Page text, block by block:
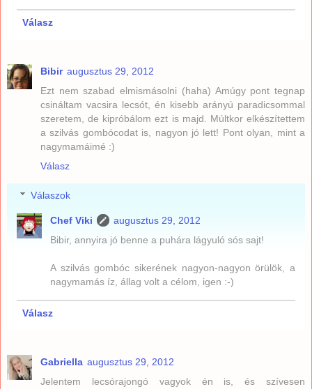
Válasz
Bibir augusztus 29, 2012
Ezt nem szabad elmismásolni (haha) Amúgy pont tegnap
csináltam vacsira lecsót, én kisebb arányú paradicsommal
szeretem, de kipróbálom ezt is majd. Múltkor elkészítettem
a szilvás gombócodat is, nagyon jó lett! Pont olyan, mint a
nagymamáimé :)
Válasz
Válaszok
Chef Viki
augusztus 29, 2012
Bibir, annyira jó benne a puhára lágyuló sós sajt!
A szilvás gombóc sikerének nagyon-nagyon örülök, a
nagymamás íz, állag volt a célom, igen :-)
Válasz
Gabriella augusztus 29, 2012
Jelentem lecsórajongó vagyok én is, és szívesen